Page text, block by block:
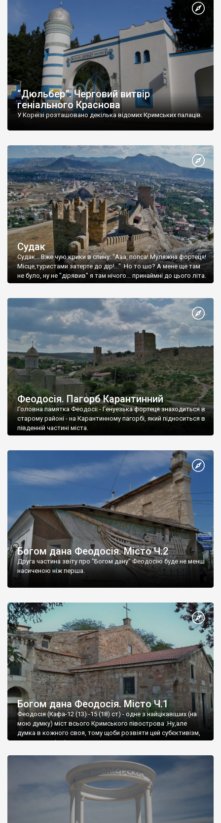
“Дюльбер”. Черговий витвір
геніального Краснова
У Кореїзі розташовано декілька відомих Кримських палаців.
Судак
Судак... Вже чую крики в спину: "Ааа, попса! Муляжна фортеця!
Місце,туристами затерте до дір!..." Но то шо? А мене ще там
не було, ну не "дірявив" я там нічого... принаймні до цього літа.
Феодосія. Пагорб Карантинний
Головна памятка Феодосії - Генуезька фортеця знаходиться в
старому районі - на Карантинному пагорбі, який підноситься в
південній частині міста.
Богом дана Феодосія. Місто Ч.2
Друга частина звіту про "Богом дану" Феодосію буде не менш
насиченою ніж перша.
Богом дана Феодосія. Місто Ч.1
Феодосія (Кафа-12 (13) -15 (18) ст) - одне з найцікавіших (на
мою думку) міст всього Кримського півострова .Ну,але
думка в кожного своя, тому щоби розвіяти цей субєктивізм,
запрошую відвідати це